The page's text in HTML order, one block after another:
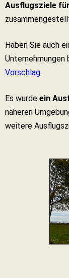
Ausflugsziele
Haben Sie auch
Unternehmungen
Vorschlag.
Es wurde ein
näheren
weitere